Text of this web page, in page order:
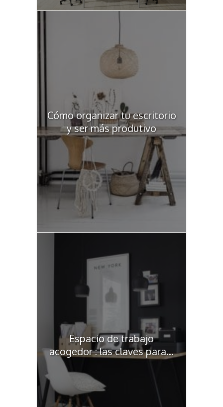
Cómo organizar tu escritorio
y ser más produtivo
Espacio de trabajo
acogedor : las claves para...